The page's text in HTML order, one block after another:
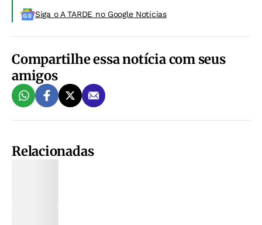
Siga o A TARDE no Google Noticias
Compartilhe essa notícia com seus
amigos
Relacionadas